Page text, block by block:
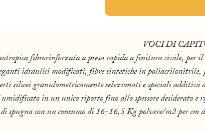
VOCI DI
fibrorinforzata a presa rapida a finitura civile, per
idraulici modificati, fibre sintetiche in
silicei granulometricamente selezionati e speciali
in un unico riporto fino allo spessore desiderato e
con un consumo di 16-16,5 Kg polvere/m2 per cm di